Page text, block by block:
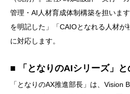
管理・AI人材育成体制構築を担いま
を明記した」「CAIOとなれる人材が
に対応します。
■ 「となりのAIシリーズ」
「となりのAX推進部長」は、Vision